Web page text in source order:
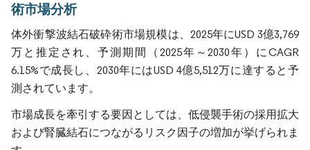
術市場分析
体外衝撃波結石破砕術市場規模は、2025年にUSD 3億3,769
万と推定され、予測期間（2025年～2030年）にCAGR
6.15%で成長し、2030年にはUSD 4億5,512万に達すると予
測されています。
市場成長を牽引する要因としては、低侵襲手術の採用拡大
および腎臓結石につながるリスク因子の増加が挙げられま